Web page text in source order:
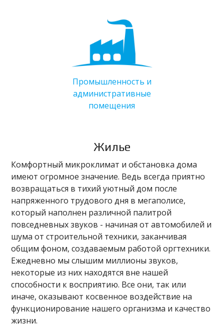
Промышленность и
административные
помещения
Жилье
Комфортный микроклимат и обстановка дома
имеют огромное значение. Ведь всегда приятно
возвращаться в тихий уютный дом после
напряженного трудового дня в мегаполисе,
который наполнен различной палитрой
повседневных звуков - начиная от автомобилей и
шума от строительной техники, заканчивая
общим фоном, создаваемым работой оргтехники.
Ежедневно мы слышим миллионы звуков,
некоторые из них находятся вне нашей
способности к восприятию. Все они, так или
иначе, оказывают косвенное воздействие на
функционирование нашего организма и качество
жизни.